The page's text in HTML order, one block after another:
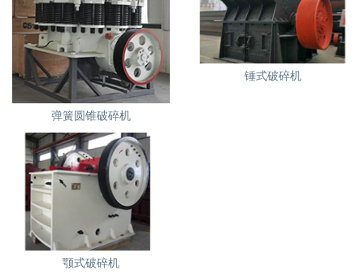
弹簧圆锥破碎机
锤式破碎机
颚式破碎机